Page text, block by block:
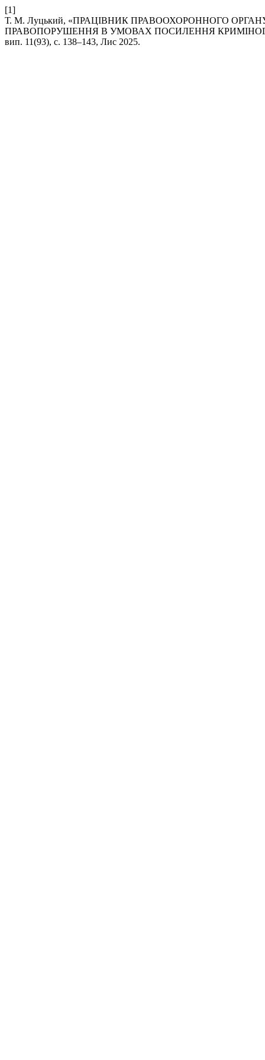
[1]
Т. М. Луцький, «ПРАЦІВНИК ПРАВООХОРОННОГО
ПРАВОПОРУШЕННЯ В УМОВАХ ПОСИЛЕННЯ
вип. 11(93), с. 138–143, Лис 2025.